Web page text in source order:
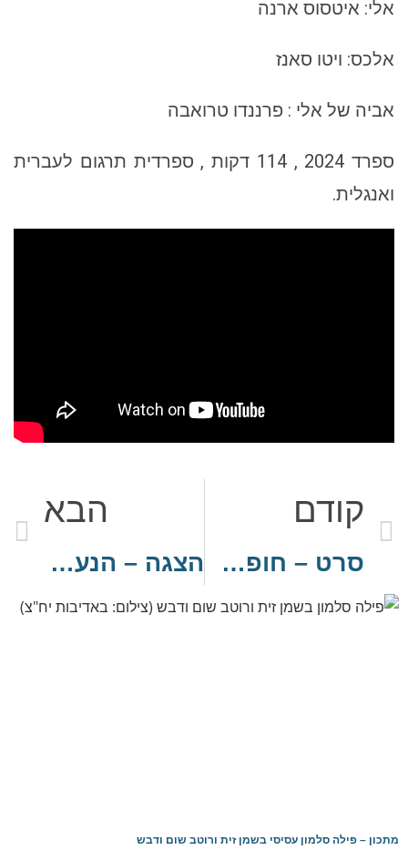
אלי: איטסוס ארנה
אלכס: ויטו סאנז
אביה של אלי : פרננדו טרואבה
ספרד 2024 , 114 דקות , ספרדית תרגום לעברית
ואנגלית.
קודם
סרט – חופשה בקטנה
הבא
הצגה – הנערה. מילה של "אמא נגה"
מתכון – פילה סלמון עסיסי בשמן זית ורוטב שום ודבש